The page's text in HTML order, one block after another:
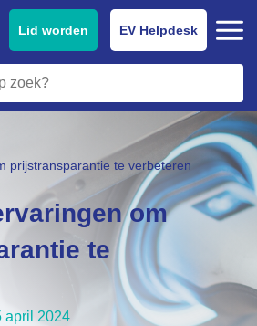
Lid worden EV Helpdesk
prijstransparantie te verbeteren
om
te
april 2024